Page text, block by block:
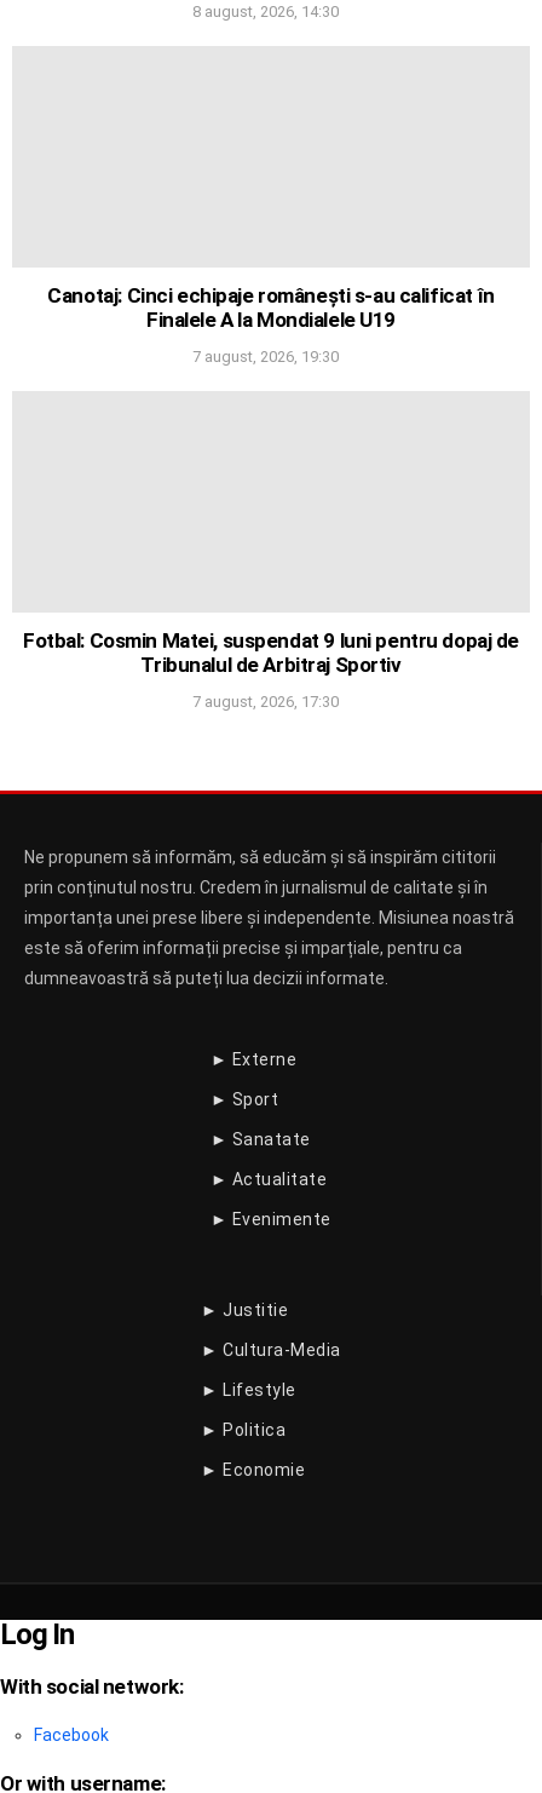
8 august, 2026, 14:30
Canotaj: Cinci echipaje românești s-au calificat în
Finalele A la Mondialele U19
7 august, 2026, 19:30
Fotbal: Cosmin Matei, suspendat 9 luni pentru dopaj de
Tribunalul de Arbitraj Sportiv
7 august, 2026, 17:30
Ne propunem să informăm, să educăm și să inspirăm cititorii
prin conținutul nostru. Credem în jurnalismul de calitate și în
importanța unei prese libere și independente. Misiunea noastră
este să oferim informații precise și imparțiale, pentru ca
dumneavoastră să puteți lua decizii informate.
► Externe
► Sport
► Sanatate
► Actualitate
► Evenimente
► Justitie
► Cultura-Media
► Lifestyle
► Politica
► Economie
Log In
With social network:
Facebook
Or with username: